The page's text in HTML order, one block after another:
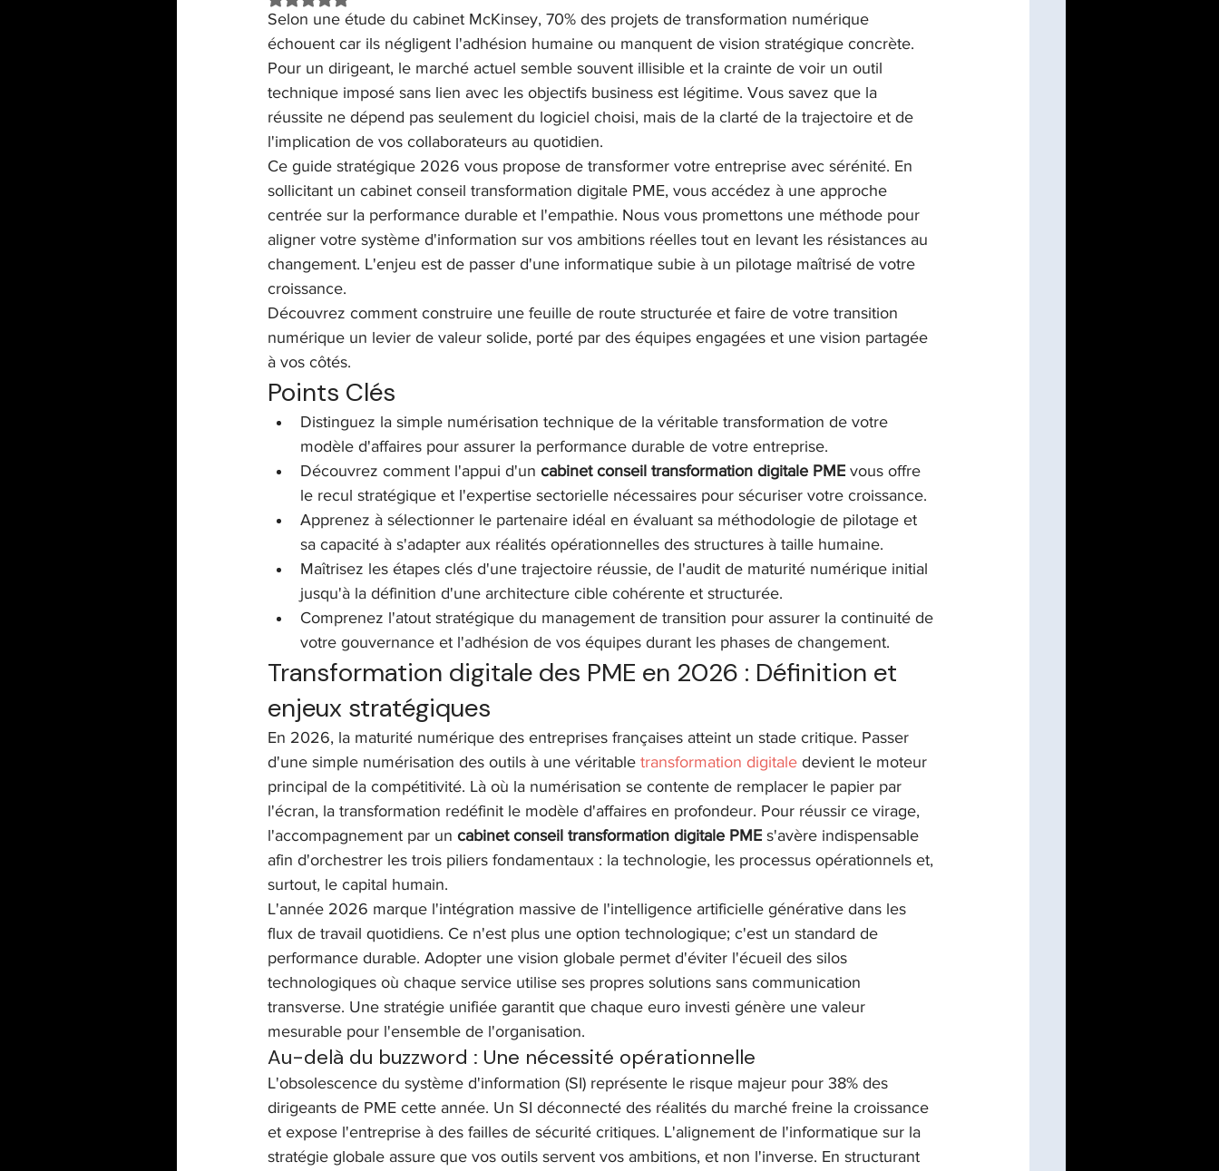
ITSM / Service Management Change & adoption M&A / intégration IT Gestion de programme/PMO
Selon une étude du cabinet McKinsey, 70% des projets de transformation numérique
échouent car ils négligent l'adhésion humaine ou manquent de vision stratégique concrète.
Pour un dirigeant, le marché actuel semble souvent illisible et la crainte de voir un outil
technique imposé sans lien avec les objectifs business est légitime. Vous savez que la
réussite ne dépend pas seulement du logiciel choisi, mais de la clarté de la trajectoire et de
l'implication de vos collaborateurs au quotidien.
Ce guide stratégique 2026 vous propose de transformer votre entreprise avec sérénité. En
sollicitant un cabinet conseil transformation digitale PME, vous accédez à une approche
centrée sur la performance durable et l'empathie. Nous vous promettons une méthode pour
aligner votre système d'information sur vos ambitions réelles tout en levant les résistances au
changement. L'enjeu est de passer d'une informatique subie à un pilotage maîtrisé de votre
croissance.
Découvrez comment construire une feuille de route structurée et faire de votre transition
numérique un levier de valeur solide, porté par des équipes engagées et une vision partagée
à vos côtés.
Points Clés
Distinguez la simple numérisation technique de la véritable transformation de votre
modèle d'affaires pour assurer la performance durable de votre entreprise.
Découvrez comment l'appui d'un cabinet conseil transformation digitale PME vous offre
le recul stratégique et l'expertise sectorielle nécessaires pour sécuriser votre croissance.
Apprenez à sélectionner le partenaire idéal en évaluant sa méthodologie de pilotage et
sa capacité à s'adapter aux réalités opérationnelles des structures à taille humaine.
Maîtrisez les étapes clés d'une trajectoire réussie, de l'audit de maturité numérique initial
jusqu'à la définition d'une architecture cible cohérente et structurée.
Comprenez l'atout stratégique du management de transition pour assurer la continuité de
votre gouvernance et l'adhésion de vos équipes durant les phases de changement.
Transformation digitale des PME en 2026 : Définition et
enjeux stratégiques
En 2026, la maturité numérique des entreprises françaises atteint un stade critique. Passer
d'une simple numérisation des outils à une véritable transformation digitale devient le moteur
principal de la compétitivité. Là où la numérisation se contente de remplacer le papier par
l'écran, la transformation redéfinit le modèle d'affaires en profondeur. Pour réussir ce virage,
l'accompagnement par un cabinet conseil transformation digitale PME s'avère indispensable
afin d'orchestrer les trois piliers fondamentaux : la technologie, les processus opérationnels et,
surtout, le capital humain.
L'année 2026 marque l'intégration massive de l'intelligence artificielle générative dans les
flux de travail quotidiens. Ce n'est plus une option technologique; c'est un standard de
performance durable. Adopter une vision globale permet d'éviter l'écueil des silos
technologiques où chaque service utilise ses propres solutions sans communication
transverse. Une stratégie unifiée garantit que chaque euro investi génère une valeur
mesurable pour l'ensemble de l'organisation.
Au-delà du buzzword : Une nécessité opérationnelle
L'obsolescence du système d'information (SI) représente le risque majeur pour 38% des
dirigeants de PME cette année. Un SI déconnecté des réalités du marché freine la croissance
et expose l'entreprise à des failles de sécurité critiques. L'alignement de l'informatique sur la
stratégie globale assure que vos outils servent vos ambitions, et non l'inverse. En structurant